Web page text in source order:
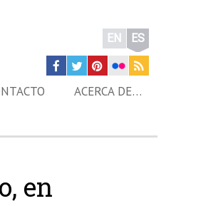
EN ES
ACERCA DE…
en